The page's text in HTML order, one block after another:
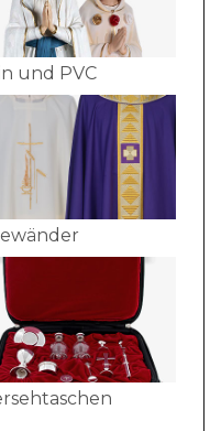
und PVC